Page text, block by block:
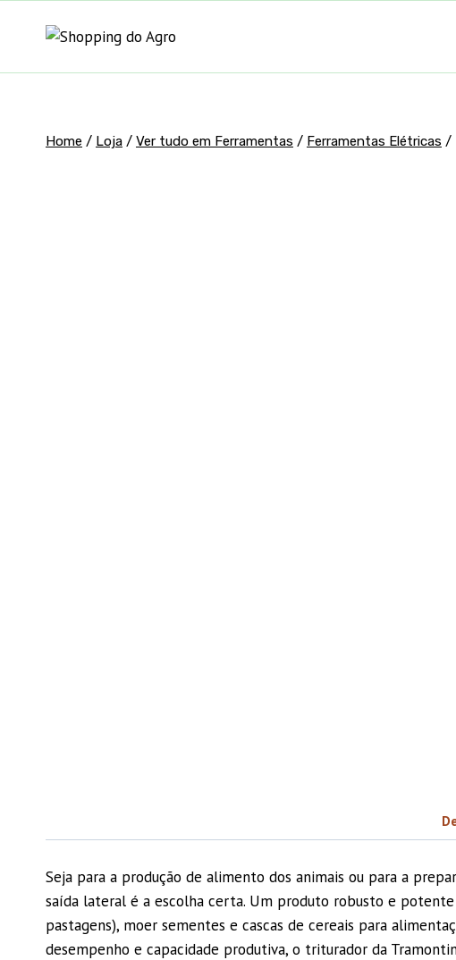
Home / Loja / Ver tudo em Ferramentas / Ferramentas Elétricas /
Seja para a produção de alimento dos animais ou para a
saída lateral é a escolha certa. Um produto robusto e
pastagens), moer sementes e cascas de cereais para
desempenho e capacidade produtiva, o triturador da